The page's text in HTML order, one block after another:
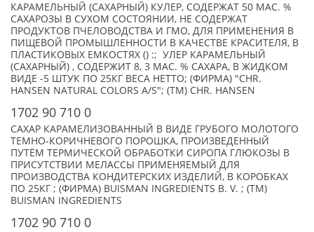
КАРАМЕЛЬНЫЙ (САХАРНЫЙ) КУЛЕР, СОДЕРЖАТ 50 МАС. %
САХАРОЗЫ В СУХОМ СОСТОЯНИИ, НЕ СОДЕРЖАТ
ПРОДУКТОВ ПЧЕЛОВОДСТВА И ГМО, ДЛЯ ПРИМЕНЕНИЯ В
ПИЩЕВОЙ ПРОМЫШЛЕННОСТИ В КАЧЕСТВЕ КРАСИТЕЛЯ, В
ПЛАСТИКОВЫХ ЕМКОСТЯХ () :; УЛЕР КАРАМЕЛЬНЫЙ
(САХАРНЫЙ) , СОДЕРЖИТ 8, 3 МАС. % САХАРА, В ЖИДКОМ
ВИДЕ -5 ШТУК ПО 25КГ ВЕСА НЕТТО; (ФИРМА) "CHR.
HANSEN NATURAL COLORS A/S"; (TM) CHR. HANSEN
1702 90 710 0
САХАР КАРАМЕЛИЗОВАННЫЙ В ВИДЕ ГРУБОГО МОЛОТОГО
ТЕМНО-КОРИЧНЕВОГО ПОРОШКА, ПРОИЗВЕДЕННЫЙ
ПУТЁМ ТЕРМИЧЕСКОЙ ОБРАБОТКИ СИРОПА ГЛЮКОЗЫ В
ПРИСУТСТВИИ МЕЛАССЫ ПРИМЕНЯЕМЫЙ ДЛЯ
ПРОИЗВОДСТВА КОНДИТЕРСКИХ ИЗДЕЛИЙ, В КОРОБКАХ
ПО 25КГ ; (ФИРМА) BUISMAN INGREDIENTS B. V. ; (TM)
BUISMAN INGREDIENTS
1702 90 710 0